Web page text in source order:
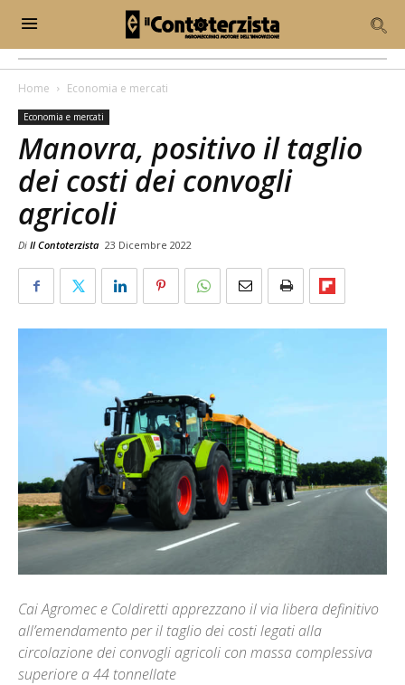
Home Economia e mercati
Economia e mercati
Manovra, positivo il taglio
dei costi dei convogli
agricoli
Di Il Contoterzista 23 Dicembre 2022
Cai Agromec e Coldiretti apprezzano il via libera definitivo
all’emendamento per il taglio dei costi legati alla
circolazione dei convogli agricoli con massa complessiva
superiore a 44 tonnellate